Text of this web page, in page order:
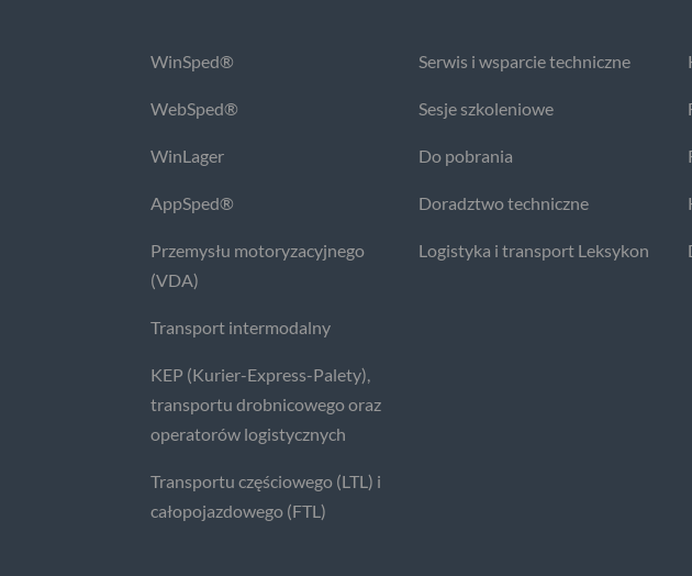
WinSped®
WebSped®
WinLager
AppSped®
Przemysłu motoryzacyjnego
(VDA)
Transport intermodalny
KEP (Kurier-Express-Palety),
transportu drobnicowego oraz
operatorów logistycznych
Transportu częściowego (LTL) i
całopojazdowego (FTL)
Serwis i wsparcie techniczne
Sesje szkoleniowe
Do pobrania
Doradztwo techniczne
Logistyka i transport Leksykon